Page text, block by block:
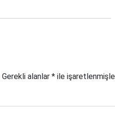
Gerekli alanlar * ile